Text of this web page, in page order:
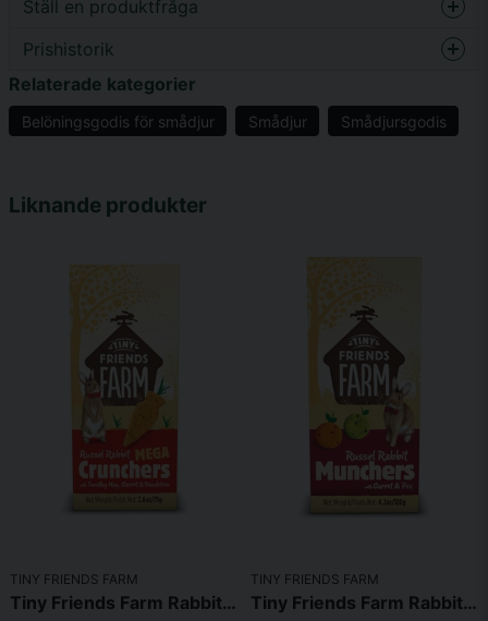
Ställ en produktfråga
question
Mejladress
Ja, ni får publicera min fråga
Skicka fråga
Prishistorik
Relaterade kategorier
Belöningsgodis för smådjur Smådjur Smådjursgodis
Liknande produkter
TINY FRIENDS FARM
Tiny Friends Farm Rabbit Mega Crunchers 75g
TINY FRIENDS FARM
Tiny Friends Farm Rabbit Munchers 120g